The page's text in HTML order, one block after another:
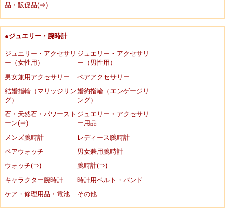
品・販促品(⇒)
●ジュエリー・腕時計
ジュエリー・アクセサリ
ー（女性用）
ジュエリー・アクセサリ
ー（男性用）
男女兼用アクセサリー
ペアアクセサリー
結婚指輪（マリッジリン
グ）
婚約指輪（エンゲージリ
ング）
石・天然石・パワースト
ーン(⇒)
ジュエリー・アクセサリ
ー用品
メンズ腕時計
レディース腕時計
ペアウォッチ
男女兼用腕時計
ウォッチ(⇒)
腕時計(⇒)
キャラクター腕時計
時計用ベルト・バンド
ケア・修理用品・電池
その他